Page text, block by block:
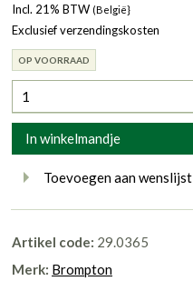
Incl. 21% BTW (België}
Exclusief verzendingskosten
OP VOORRAAD
In winkelmandje
Toevoegen aan wenslijst
Artikel code: 29.0365
Merk: Brompton